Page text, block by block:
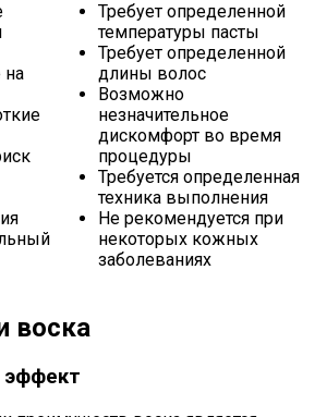
на
Требует определенной
температуры пасты
Требует определенной
длины волос
Возможно
незначительное
дискомфорт во время
процедуры
Требуется определенная
техника выполнения
Не рекомендуется при
некоторых кожных
заболеваниях
воска